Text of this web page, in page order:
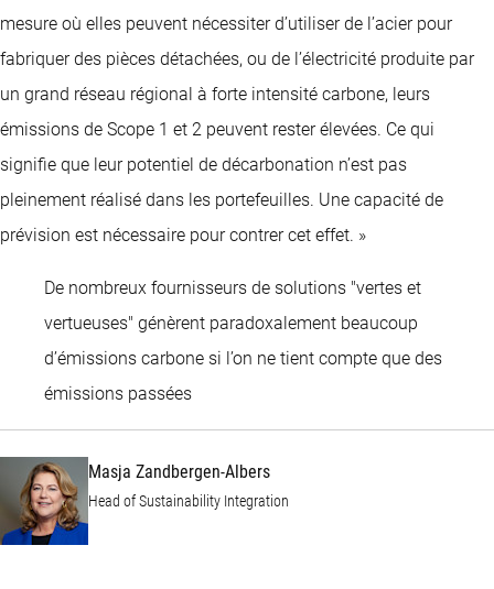
mesure où elles peuvent nécessiter d’utiliser de l’acier pour
fabriquer des pièces détachées, ou de l’électricité produite par
un grand réseau régional à forte intensité carbone, leurs
émissions de Scope 1 et 2 peuvent rester élevées. Ce qui
signifie que leur potentiel de décarbonation n’est pas
pleinement réalisé dans les portefeuilles. Une capacité de
prévision est nécessaire pour contrer cet effet. »
De nombreux fournisseurs de solutions "vertes et
vertueuses" génèrent paradoxalement beaucoup
d’émissions carbone si l’on ne tient compte que des
émissions passéesMasja Zandbergen-Albers
Masja Zandbergen-Albers
Head of Sustainability Integration